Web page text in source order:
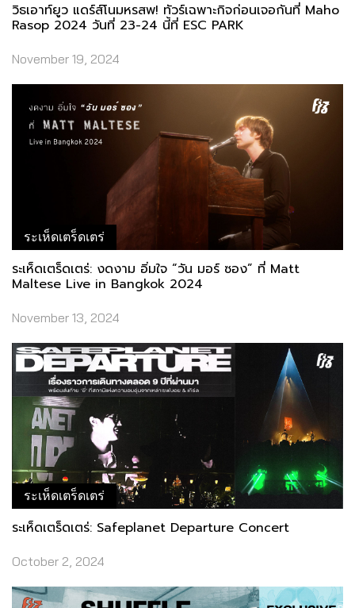
วิธเอาท์ยูว แดร์ส์โนมหรสพ! ทัวร์เฉพาะกิจก่อนเจอกันที่ Maho
Rasop 2024 วันที่ 23-24 นี้ที่ ESC PARK
November 19, 2024
ระเห็ดเตร็ดเตร่
ระเห็ดเตร็ดเตร่: งดงาม อิ่มใจ “วัน มอร์​ ซอง” ที่ Matt
Maltese Live in Bangkok 2024
November 13, 2024
ระเห็ดเตร็ดเตร่
ระเห็ดเตร็ดเตร่: Safeplanet Departure Concert
October 2, 2024